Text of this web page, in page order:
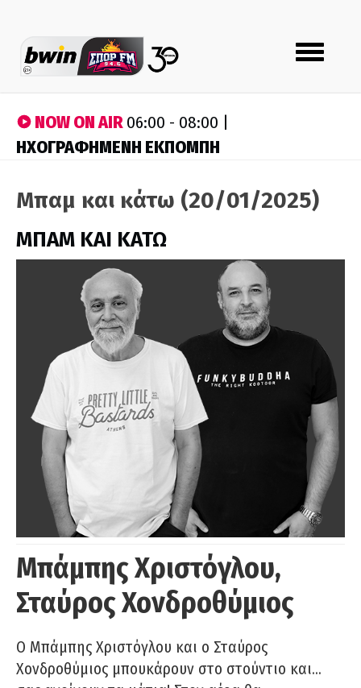
Toggle
navigation
NOW ON AIR06:00 - 08:00 |
ΗΧΟΓΡΑΦΗΜΕΝΗ ΕΚΠΟΜΠΗ
Μπαμ και κάτω (20/01/2025)
ΜΠΑΜ ΚΑΙ ΚΑΤΩ
Μπάμπης Χριστόγλου,
Σταύρος Χονδροθύμιος
O Μπάμπης Χριστόγλου και ο Σταύρος
Χονδροθύμιος μπουκάρουν στο στούντιο και…